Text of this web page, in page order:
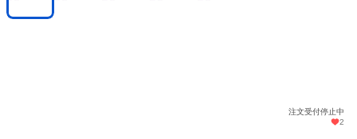
注文受付停止中
2